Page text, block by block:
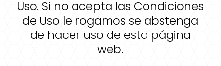
Uso. Si no acepta las Condiciones
de Uso le rogamos se abstenga
de hacer uso de esta página
web.